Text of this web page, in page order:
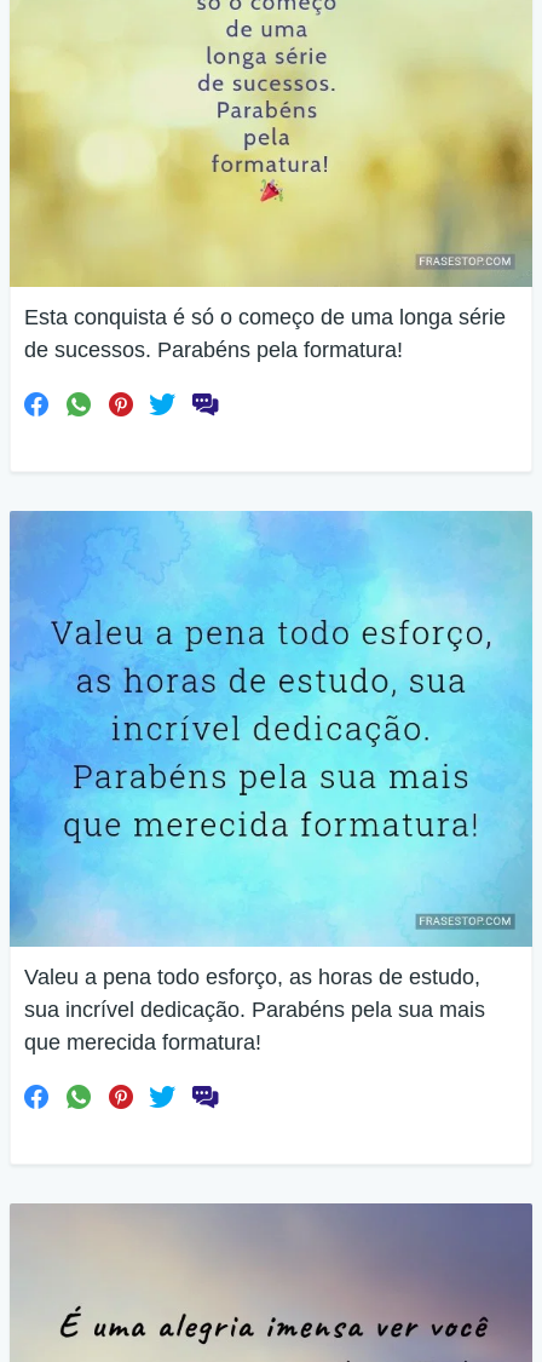
Esta conquista é só o começo de uma longa série
de sucessos. Parabéns pela formatura!
Valeu a pena todo esforço, as horas de estudo,
sua incrível dedicação. Parabéns pela sua mais
que merecida formatura!